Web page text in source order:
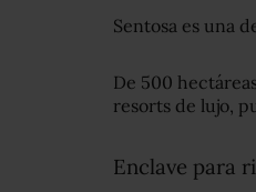
Sentosa es una
De 500
resorts de lujo,
Enclave para